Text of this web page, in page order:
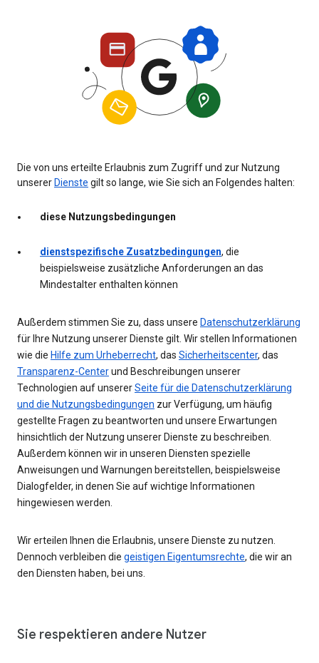
Die von uns erteilte Erlaubnis zum Zugriff und zur Nutzung
unsererDienste gilt so lange, wie Sie sich an Folgendes halten:
diese Nutzungsbedingungen
dienstspezifische Zusatzbedingungen, die
beispielsweise zusätzliche Anforderungen an das
Mindestalter enthalten können
Außerdem stimmen Sie zu, dass unsere Datenschutzerklärung
für Ihre Nutzung unserer Dienste gilt. Wir stellen Informationen
wie die Hilfe zum Urheberrecht, das Sicherheitscenter, das
Transparenz-Centerund Beschreibungen unserer
Technologien auf unsererSeite für die Datenschutzerklärung
und die Nutzungsbedingungen zur Verfügung, um häufig
gestellte Fragen zu beantworten und unsere Erwartungen
hinsichtlich der Nutzung unserer Dienste zu beschreiben.
Außerdem können wir in unseren Diensten spezielle
Anweisungen und Warnungen bereitstellen, beispielsweise
Dialogfelder, in denen Sie auf wichtige Informationen
hingewiesen werden.
Wir erteilen Ihnen die Erlaubnis, unsere Dienste zu nutzen.
Dennoch verbleiben die geistigen Eigentumsrechte, die wir an
den Diensten haben, bei uns.
Sie respektieren andere Nutzer